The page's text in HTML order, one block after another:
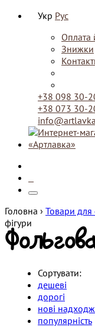
Укр Рус
Оплата
Знижки
+38 098 30-
+38 073 30-
Головна › Товари для
фігури
Сортувати:
дешеві
дорогі
нові
популярність